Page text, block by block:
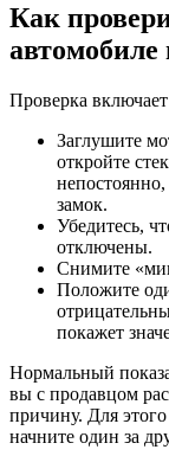
Как
Проверка включает
Заглушите
откройте
замок.
Убедитесь,
отключены.
Снимите
Положите
покажет
Нормальный
вы с продавцом
причину. Для
начните один за